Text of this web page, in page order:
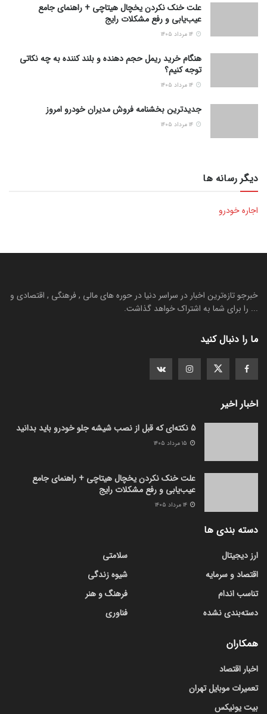
علت خنک نکردن یخچال هیتاچی + راهنمای جامع
عیب‌یابی و رفع مشکلات رایج
هنگام خرید ریمل حجم دهنده و بلند کننده به چه نکاتی
توجه کنیم؟
جدیدترین بخشنامه فروش مدیران خودرو امروز
دیگر رسانه ها
اجاره خودرو
خبرجو تازه‌ترین اخبار در سراسر دنیا در حوره های مالی , فرهنگی , اقتصادی و
... را برای شما به اشتراک خواهد گذاشت.
ما را دنبال کنید
اخبار اخیر
5 نکته‌ای که قبل از نصب شیشه جلو خودرو باید بدانید
علت خنک نکردن یخچال هیتاچی + راهنمای جامع
عیب‌یابی و رفع مشکلات رایج
دسته بندی ها
ارز دیجیتال
اقتصاد و سرمایه
تناسب اندام
دسته‌بندی نشده
سلامتی
شیوه زندگی
فرهنگ و هنر
فناوری
همکاران
اخبار اقتصاد
تعمیرات موبایل تهران
بیت یونیکس